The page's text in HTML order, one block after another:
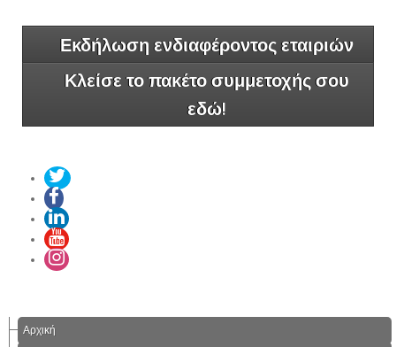
Εκδήλωση ενδιαφέροντος εταιριών
Κλείσε το πακέτο συμμετοχής σου
εδώ!
Αρχική